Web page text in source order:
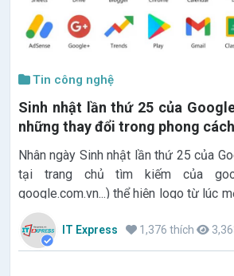
Tin công nghệ
Sinh nhật lần thứ 25 của
những thay đổi trong phong
Nhân ngày Sinh nhật lần thứ 25 của
tại trang chủ tìm kiếm của
google.com.vn...) thể hiện logo từ lúc
giờ. Cùng IT Express tìm hiểu về lịch
của Google và ảnh hưởng như thế nào
kế web nhé.
IT Express 1,376 thích